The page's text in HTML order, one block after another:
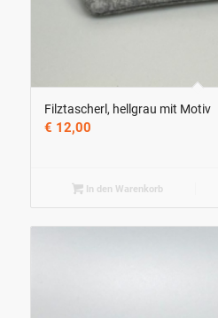
Filztascherl, hellgrau mit Motiv
€ 12,00
In den Warenkorb